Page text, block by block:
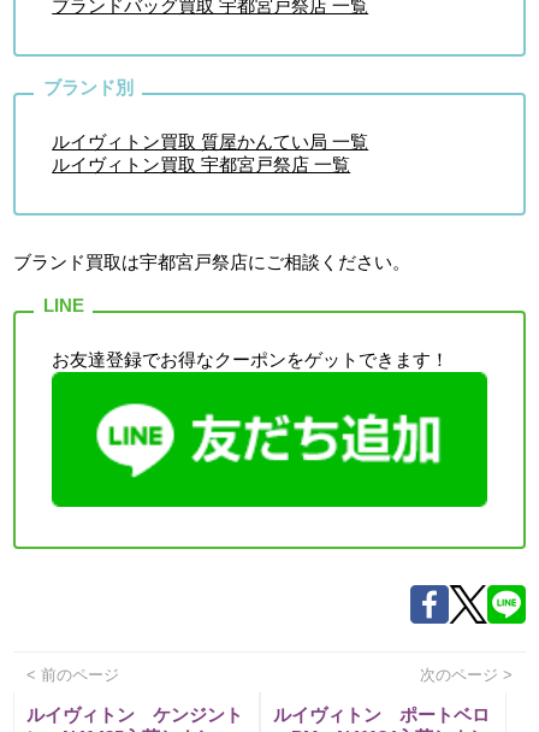
ブランドバッグ買取 宇都宮戸祭店 一覧
ルイヴィトン買取 質屋かんてい局 一覧
ルイヴィトン買取 宇都宮戸祭店 一覧
ブランド買取は宇都宮戸祭店にご相談ください。
お友達登録でお得なクーポンをゲットできます！
< 前のページ 次のページ >
ルイヴィトン ケンジント
ルイヴィトン ポートベロ